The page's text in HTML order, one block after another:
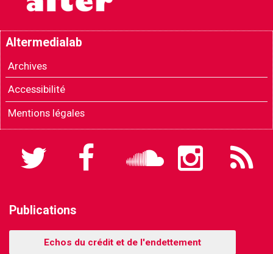
Altermedialab
Archives
Accessibilité
Mentions légales
Facebook Soundcloud Instagram
RSS
Publications
Echos du crédit et de l'endettement